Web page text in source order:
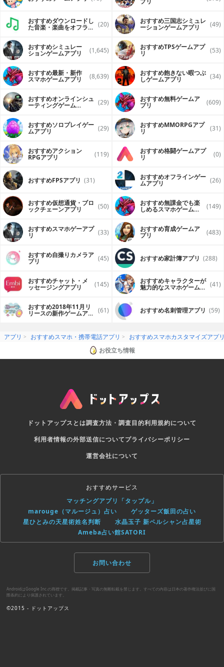
おすすめダウンロードし
た音楽・楽曲をオフライ (20) おすすめ三国志シミュレ
ーションゲームアプリ (49)
おすすめシミュレー
ションゲームアプリ (1,645) おすすめTPSゲームアプ
リ (53)
おすすめ最新・新作
スマホゲームアプリ (8,639) おすすめ飽きない暇つぶ
しゲームアプリ (34)
おすすめオンラインシュ
ーティングゲーム (29) おすすめ無料ゲームア
プリ (609)
おすすめソロプレイゲー
ムアプリ (29) おすすめ MMORPGアプ
リ (31)
おすすめアクション
RPGアプリ (119) おすすめ格闘ゲームアプ
リ (0)
おすすめFPSアプリ (31) おすすめオフラインゲー
ムアプリ (26)
おすすめ仮想通貨・ブロ
ックチェーンアプリ (50) おすすめ無課金でも楽
しめるスマホゲームア (149)
おすすめスマホゲーアプ
リ (33) おすすめ育成ゲームア
プリ (483)
おすすめ自撮りカメラア
プリ (45) おすすめ家計簿アプリ (288)
おすすめチャット・メ
ッセージングアプリ (145) おすすめキャラクターが
魅力的なスマホゲームア (41)
おすすめ2018年11月リ
リースの新作ゲームアプ (61) おすすめ名刺管理アプリ (59)
アプリ おすすめスマホ・携帯電話アプリ
おすすめスマホカスタマイズアプ
お役立ち情報
ドットアップスとは調査方法・調査目的利用規約について
利用者情報の外部送信についてプライバシーポリシー
運営会社について
おすすめサービス
マッチングアプリ「タップル」
marouge（マルージュ）占い
ゲッターズ飯田の占い
星ひとみの天星術姓名判断
水晶玉子 新ペルシャン占星術
Ameba占い館SATORI
お問い合わせ
AndroidはGoogle Inc.の商標です。掲載記事・写真の無断転載を禁じます。すべての内容は日本の著作権法並びに国
際条約により保護されています。
©2015 - ドットアップス